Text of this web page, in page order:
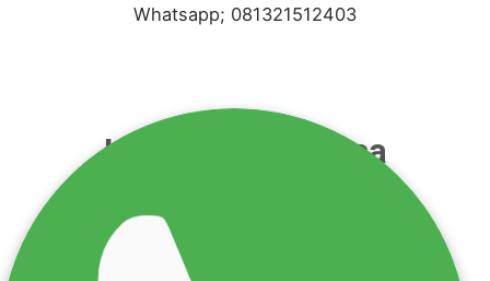
Whatsapp; 081321512403
Layanan Dan Jasa
jasa pengurugan jasa buang puing